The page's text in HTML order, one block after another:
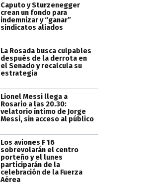
Caputo y Sturzenegger
crean un fondo para
indemnizar y “ganar”
sindicatos aliados
La Rosada busca culpables
después de la derrota en
el Senado y recalcula su
estrategia
Lionel Messi llega a
Rosario a las 20.30:
velatorio íntimo de Jorge
Messi, sin acceso al público
Los aviones F 16
sobrevolarán el centro
porteño y el lunes
participarán de la
celebración de la Fuerza
Aérea